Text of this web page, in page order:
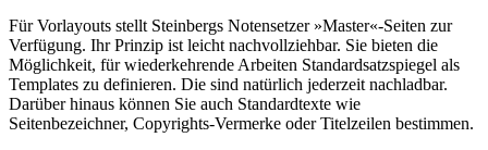
Für Vorlayouts stellt Steinbergs Notensetzer »Master«-Seiten zur
Verfügung. Ihr Prinzip ist leicht nachvollziehbar. Sie bieten die
Möglichkeit, für wiederkehrende Arbeiten Standardsatzspiegel als
Templates zu definieren. Die sind natürlich jederzeit nachladbar.
Darüber hinaus können Sie auch Standardtexte wie
Seitenbezeichner, Copyrights-Vermerke oder Titelzeilen bestimmen.